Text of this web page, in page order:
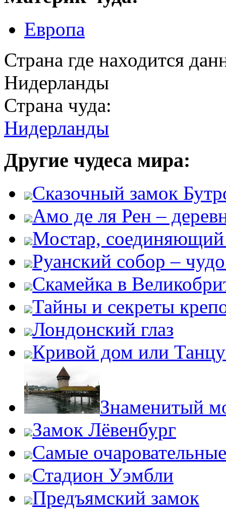
Европа
Страна где находится
Нидерланды
Страна чуда:
Нидерланды
Другие чудеса мира:
Сказочный замок
Амо де ля Рен –
Мостар, соединяющий
Руанский собор –
Скамейка в
Тайны и секреты
Лондонский глаз
Кривой дом или
Знаменитый
Замок Лёвенбург
Самые
Стадион Уэмбли
Предъямский замок